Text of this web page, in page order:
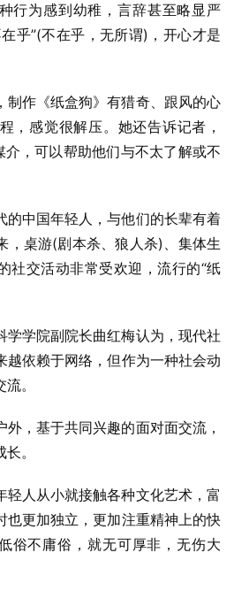
行为感到幼稚，言辞甚至略显严
乎”(不在乎，无所谓)，开心才是
制作《纸盒狗》有猎奇、跟风的心
，感觉很解压。她还告诉记者，
介，可以帮助他们与不太了解或不
的中国年轻人，与他们的长辈有着
，桌游(剧本杀、狼人杀)、集体生
社交活动非常受欢迎，流行的“纸
学学院副院长曲红梅认为，现代社
越依赖于网络，但作为一种社会动
。
，基于共同兴趣的面对面交流，
。
轻人从小就接触各种文化艺术，富
也更加独立，更加注重精神上的快
俗不庸俗，就无可厚非，无伤大